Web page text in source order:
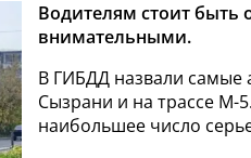
Водителям стоит быть
внимательными.
В ГИБДД назвали самые
Сызрани и на трассе М-
наибольшее число